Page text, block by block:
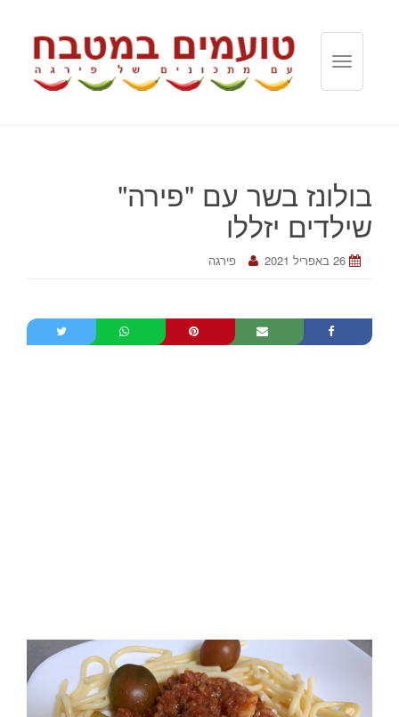
T
n
a
v
g
o
בולונז בשר עם "פירה"
שילדים יזללו
26 באפריל 2021 פירגה